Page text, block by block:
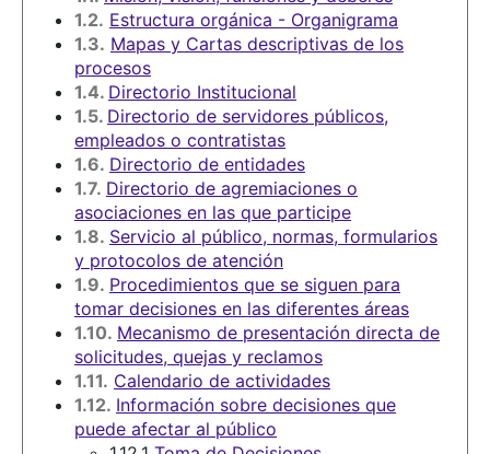
1.2. Estructura orgánica - Organigrama
1.3. Mapas y Cartas descriptivas de los
procesos
1.4. Directorio Institucional
1.5. Directorio de servidores públicos,
empleados o contratistas
1.6. Directorio de entidades
1.7. Directorio de agremiaciones o
asociaciones en las que participe
1.8. Servicio al público, normas, formularios
y protocolos de atención
1.9. Procedimientos que se siguen para
tomar decisiones en las diferentes áreas
1.10. Mecanismo de presentación directa de
solicitudes, quejas y reclamos
1.11. Calendario de actividades
1.12. Información sobre decisiones que
puede afectar al público